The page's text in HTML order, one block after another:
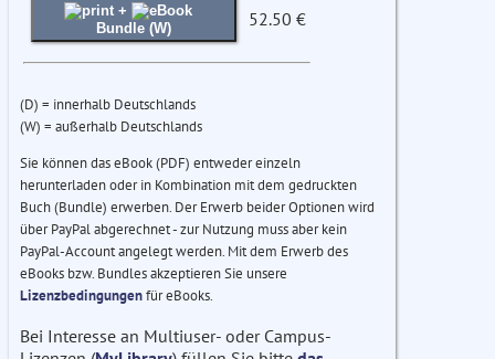
+
Bundle (W)
52.50 €
(D) = innerhalb Deutschlands
(W) = außerhalb Deutschlands
Sie können das eBook (PDF) entweder einzeln
herunterladen oder in Kombination mit dem gedruckten
Buch (Bundle) erwerben. Der Erwerb beider Optionen wird
über PayPal abgerechnet - zur Nutzung muss aber kein
PayPal-Account angelegt werden. Mit dem Erwerb des
eBooks bzw. Bundles akzeptieren Sie unsere
Lizenzbedingungenfür eBooks.
Bei Interesse an Multiuser- oder Campus-